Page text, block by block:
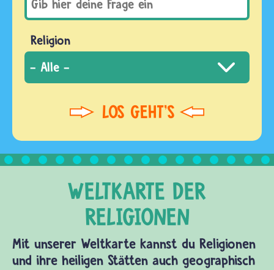
Religion
Mit unserer Weltkarte kannst du Religionen
und ihre heiligen Stätten auch geographisch